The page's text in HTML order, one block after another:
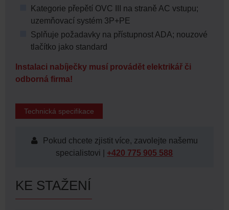
Kategorie přepětí OVC III na straně AC vstupu;
uzemňovací systém 3P+PE
Splňuje požadavky na přístupnost ADA; nouzové
tlačítko jako standard
Instalaci nabíječky musí provádět elektrikář či
odborná firma!
Technická specifikace
Pokud chcete zjistit více, zavolejte našemu
specialistovi | +420 775 905 588
KE STAŽENÍ